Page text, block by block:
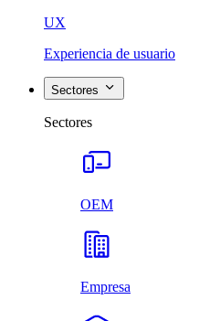
UX
Experiencia de usuario
Sectores
Sectores
OEM
Empresa